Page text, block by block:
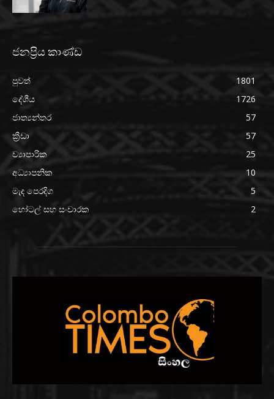
ජනප්‍රිය කාණ්ඩ
පුවත්
1801
දේශීය
1726
ජාත්‍යන්තර
57
ක්‍රීඩා
57
ව්‍යාපාරික
25
අධ්‍යාපනික
10
මැද පෙරදිග
5
හෝටල් සහ සංචාරක
2